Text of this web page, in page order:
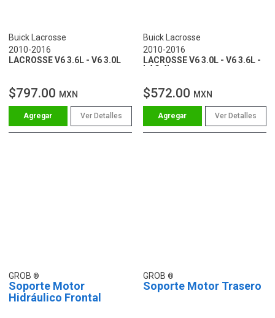
Buick Lacrosse
2010-2016
LACROSSE V6 3.6L - V6 3.0L
$797.00 MXN
Ver Detalles
Buick Lacrosse
2010-2016
LACROSSE V6 3.0L - V6 3.6L -
L4 2.4L
$572.00 MXN
Ver Detalles
GROB
Soporte Motor
Hidráulico Frontal
GROB
Soporte Motor Trasero